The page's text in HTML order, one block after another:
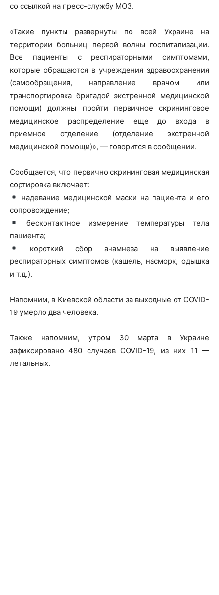
со ссылкой на пресс-службу МОЗ.
«Такие пункты развернуты по всей Украине на
территории больниц первой волны госпитализации.
Все пациенты с респираторными симптомами,
которые обращаются в учреждения здравоохранения
(самообращения, направление врачом или
транспортировка бригадой экстренной медицинской
помощи) должны пройти первичное скрининговое
медицинское распределение еще до входа в
приемное отделение (отделение экстренной
медицинской помощи)», — говорится в сообщении.
Сообщается, что первично скрининговая медицинская
сортировка включает:
надевание медицинской маски на пациента и его
сопровождение;
бесконтактное измерение температуры тела
пациента;
короткий сбор анамнеза на выявление
респираторных симптомов (кашель, насморк, одышка
и т.д.).
Напомним, в Киевской области за выходные от COVID-
19 умерло два человека.
Также напомним, утром 30 марта в Украине
зафиксировано 480 случаев COVID-19, из них 11 —
летальных.